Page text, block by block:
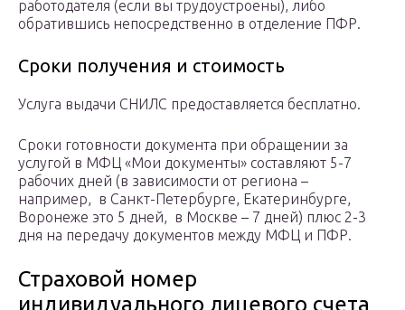
работодателя (если вы трудоустроены), либо
обратившись непосредственно в отделение ПФР.
Сроки получения и стоимость
Услуга выдачи СНИЛС предоставляется бесплатно.
Сроки готовности документа при обращении за
услугой в МФЦ «Мои документы» составляют 5-7
рабочих дней (в зависимости от региона –
например, в Санкт-Петербурге, Екатеринбурге,
Воронеже это 5 дней, в Москве – 7 дней) плюс 2-3
дня на передачу документов между МФЦ и ПФР.
Страховой номер
индивидуального лицевого счета